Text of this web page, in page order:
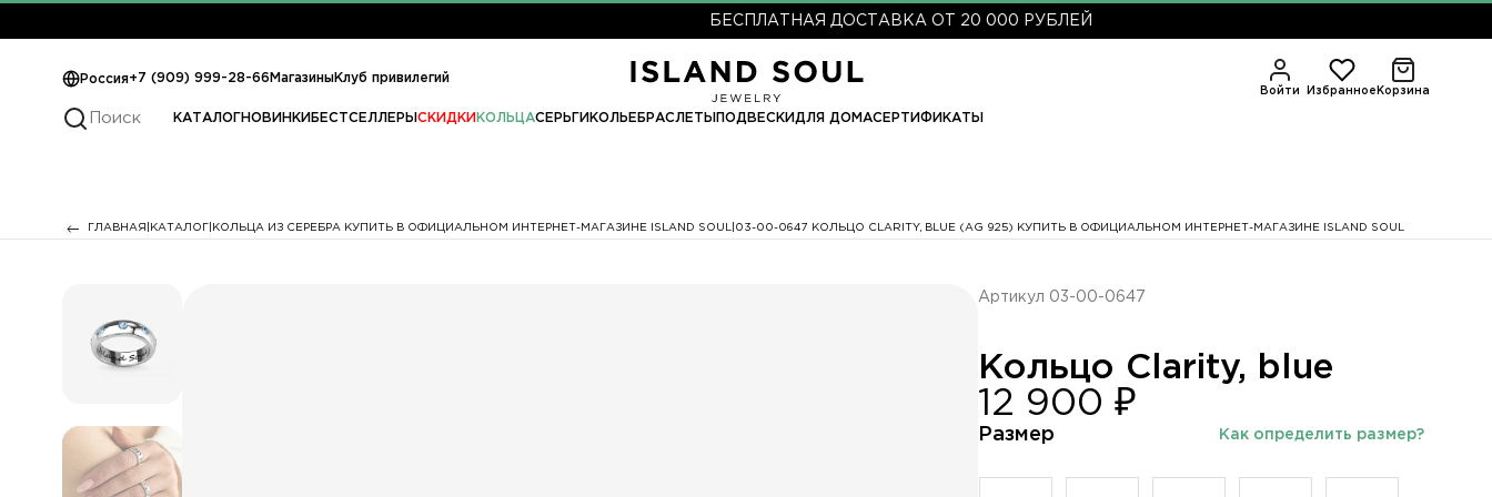
БЕСПЛАТНАЯ ДОСТАВКА ОТ 20 000 РУБЛЕЙ
Россия+7 (909) 999-28-66 МагазиныКлуб привилегий
Войти Избранное Корзина
КАТАЛОГНОВИНКИ БЕСТСЕЛЛЕРЫ СКИДКИ КОЛЬЦАСЕРЬГИ КОЛЬЕ БРАСЛЕТЫ ПОДВЕСКИДЛЯ ДОМАСЕРТИФИКАТЫ
ГЛАВНАЯ КАТАЛОГ КОЛЬЦА ИЗ СЕРЕБРА КУПИТЬ В ОФИЦИАЛЬНОМ ИНТЕРНЕТ-МАГАЗИНЕ ISLAND SOUL 03-00-0647 КОЛЬЦО CLARITY, BLUE (AG 925) КУПИТЬ В ОФИЦИАЛЬНОМ ИНТЕРНЕТ-МАГАЗИНЕ ISLAND SOUL
Артикул 03-00-0647
Кольцо Clarity, blue
12 900 ₽
Размер Как определить размер?